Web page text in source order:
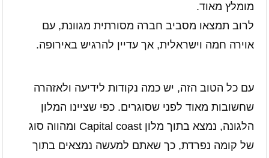
מומלץ מאוד.
לרוב תמצאו מסביב חברה מסורתית מגוונת, עם
אוירה חמה וישראלית, אך עדיין להרגיש באירופה.
עם כל הטוב הזה, יש כמה נקודות לידיעה ולאזהרה
שחשובות מאוד לפני שסוגרים. כפי שציינו המלון
הלגונה, נמצא בתוך מלון Capital coast ומהווה סוג
של קומה נפרדת, כך שאתם למעשה נמצאים בתוך